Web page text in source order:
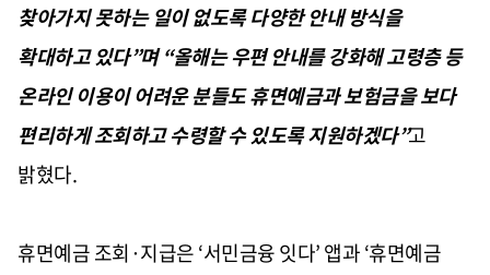
찾아가지 못하는 일이 없도록 다양한 안내 방식을
확대하고 있다”며 “올해는 우편 안내를 강화해 고령층 등
온라인 이용이 어려운 분들도 휴면예금과 보험금을 보다
편리하게 조회하고 수령할 수 있도록 지원하겠다”고
밝혔다.
휴면예금 조회·지급은 ‘서민금융 잇다’ 앱과 ‘휴면예금